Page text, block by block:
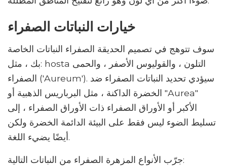
خيارات النباتات الصفراء
سوف تتوهج في تصميم الحديقة الصفراء النباتات الخاصة
بك ، مثل: hosta التلون ، والقوليوس الأصفر ، والحمى
الصفراء ('Aureum'). سيؤدي تحديد النباتات الصفراء ضد
الخضرة الداكنة ، مثل البرباريس الذهبية أو "Aurea"
الأكبر أو الأوراق الصفراء ذات الأوراق الصفراء ، إلى
تسليط الضوء ليس فقط على البيئة الدائمة الخضرة ولكن
أيضًا يضيء اللغة.
جرّب الأنواع المزهرة الصفراء من النباتات التالية: